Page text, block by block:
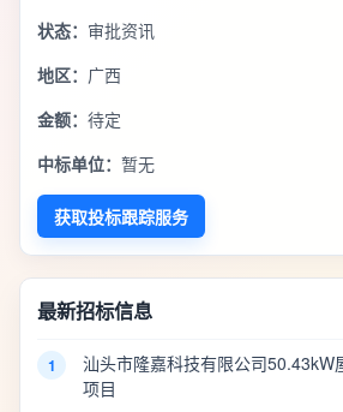
状态： 审批资讯
地区： 广西
金额： 待定
中标单位： 暂无
获取投标跟踪服务
最新招标信息
1
汕头市隆嘉科技有限公司50.43kW
项目